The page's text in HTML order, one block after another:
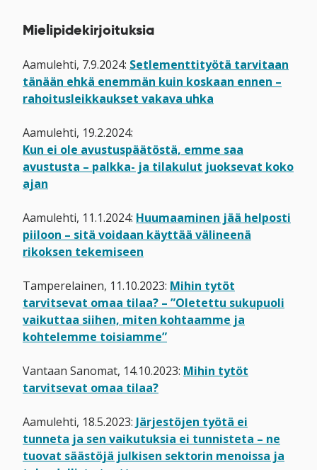
Mielipidekirjoituksia
Aamulehti, 7.9.2024: Setlementtityötä tarvitaan
tänään ehkä enemmän kuin koskaan ennen –
rahoitusleikkaukset vakava uhka
Aamulehti, 19.2.2024:
Kun ei ole avustuspäätöstä, emme saa
avustusta – palkka- ja tilakulut juoksevat koko
ajan
Aamulehti, 11.1.2024: Huumaaminen jää helposti
piiloon – sitä voidaan käyttää välineenä
rikoksen tekemiseen
Tamperelainen, 11.10.2023: Mihin tytöt
tarvitsevat omaa tilaa? – ”Oletettu sukupuoli
vaikuttaa siihen, miten kohtaamme ja
kohtelemme toisiamme”
Vantaan Sanomat, 14.10.2023: Mihin tytöt
tarvitsevat omaa tilaa?
Aamulehti, 18.5.2023: Järjestöjen työtä ei
tunneta ja sen vaikutuksia ei tunnisteta – ne
tuovat säästöjä julkisen sektorin menoissa ja